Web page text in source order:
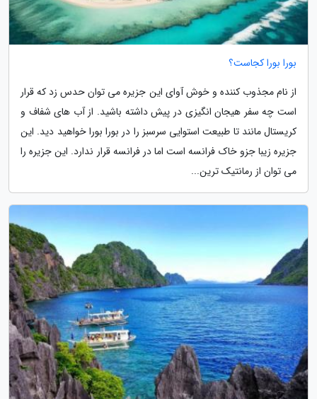
بورا بورا کجاست؟
از نام مجذوب کننده و خوش آوای این جزیره می توان حدس زد که قرار
است چه سفر هیجان انگیزی در پیش داشته باشید. از آب های شفاف و
کریستال مانند تا طبیعت استوایی سرسبز را در بورا بورا خواهید دید. این
جزیره زیبا جزو خاک فرانسه است اما در فرانسه قرار ندارد. این جزیره را
می توان از رمانتیک ترین...